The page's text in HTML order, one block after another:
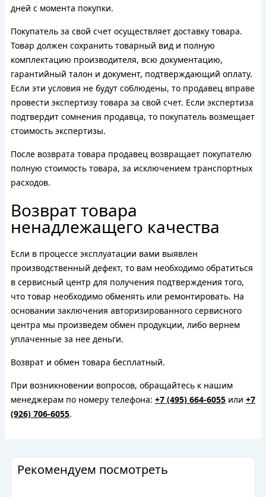
дней с момента покупки.
Покупатель за свой счет осуществляет доставку товара.
Товар должен сохранить товарный вид и полную
комплектацию производителя, всю документацию,
гарантийный талон и документ, подтверждающий оплату.
Если эти условия не будут соблюдены, то продавец вправе
провести экспертизу товара за свой счет. Если экспертиза
подтвердит сомнения продавца, то покупатель возмещает
стоимость экспертизы.
После возврата товара продавец возвращает покупателю
полную стоимость товара, за исключением транспортных
расходов.
Возврат товара
ненадлежащего качества
Если в процессе эксплуатации вами выявлен
производственный дефект, то вам необходимо обратиться
в сервисный центр для получения подтверждения того,
что товар необходимо обменять или ремонтировать. На
основании заключения авторизированного сервисного
центра мы произведем обмен продукции, либо вернем
уплаченные за нее деньги.
Возврат и обмен товара бесплатный.
При возникновении вопросов, обращайтесь к нашим
менеджерам по номеру телефона: +7 (495) 664-6055 или +7
(926) 706-6055.
Рекомендуем посмотреть